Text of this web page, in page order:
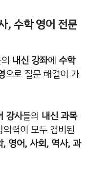
, 수학 영어 전문
내신 강좌에 수학
으로 질문 해결이 가
강사들의 내신 과목
력이 모두 겸비된
, 영어, 사회, 역사, 과